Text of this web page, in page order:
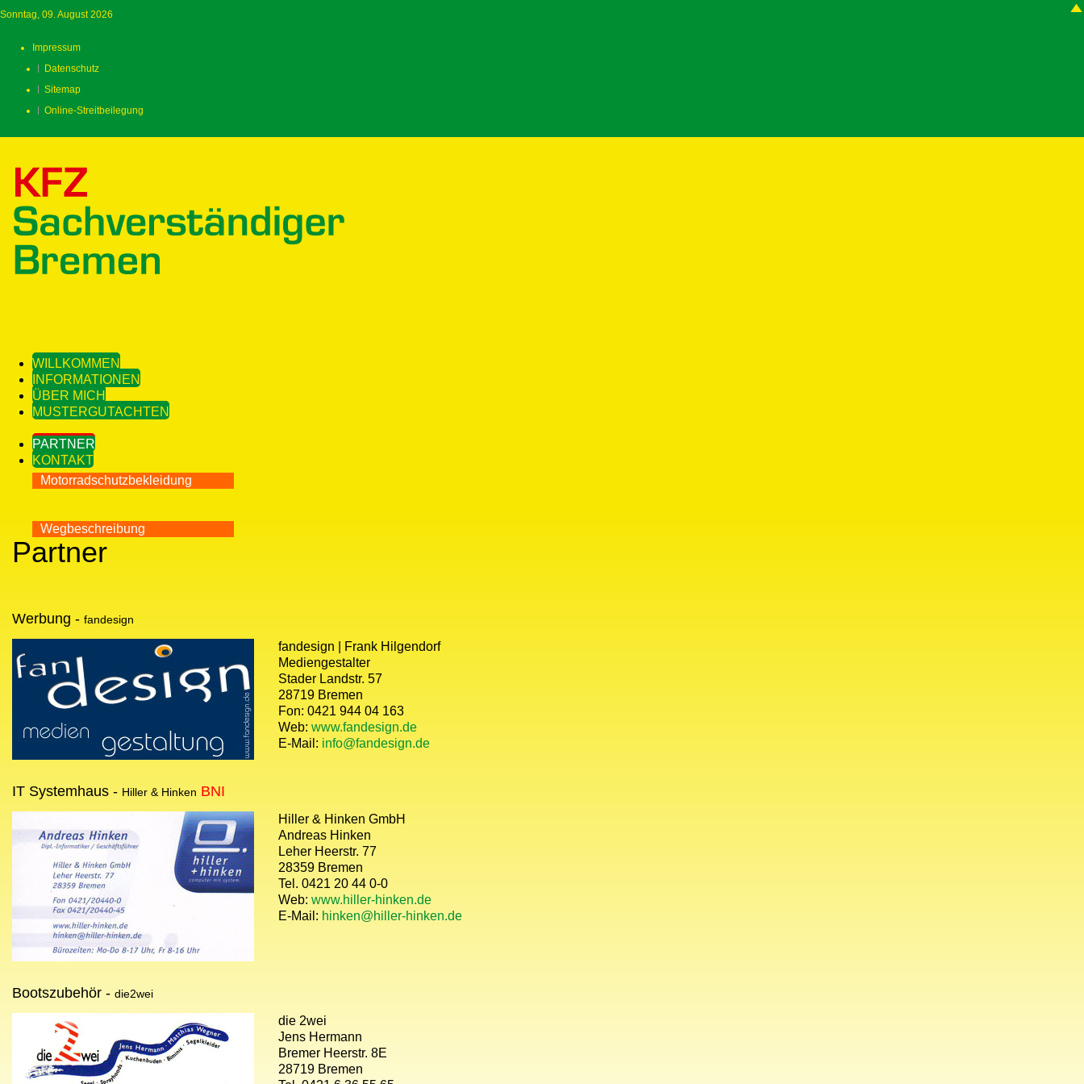
Sonntag, 09. August 2026
Impressum
Datenschutz
Sitemap
Online-Streitbeilegung
WILLKOMMEN
INFORMATIONEN
ÜBER MICH
MUSTERGUTACHTEN
Motorradschutzbekleidung
PARTNER
KONTAKT
Wegbeschreibung
Partner
Werbung - fandesign
fandesign | Frank Hilgendorf
Mediengestalter
Stader Landstr. 57
28719 Bremen
Fon: 0421 944 04 163
Web: www.fandesign.de
E-Mail: info@fandesign.de
IT Systemhaus - Hiller & Hinken BNI
Hiller & Hinken GmbH
Andreas Hinken
Leher Heerstr. 77
28359 Bremen
Tel. 0421 20 44 0-0
Web: www.hiller-hinken.de
E-Mail: hinken@hiller-hinken.de
Bootszubehör - die2wei
die 2wei
Jens Hermann
Bremer Heerstr. 8E
28719 Bremen